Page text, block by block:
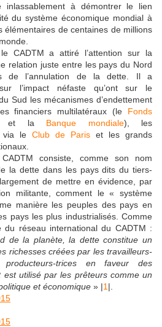
inlassablement à démontrer le lien
du système économique mondial à
élémentaires de centaines de millions
CADTM a attiré l’attention sur la
relation juste entre les pays du Nord
l’annulation de la dette. Il a
l’impact néfaste qu’ont sur le
Sud les mécanismes d’endettement
financiers multilatéraux (le Fonds
la Banque mondiale), les
via le Club de Paris et les grands
consiste, comme son nom
la dette dans les pays dits du tiers-
de mettre en évidence, par
militante, comment le « système
manière les peuples des pays en
pays les plus industrialisés. Comme
du réseau international du CADTM :
de la planète, la dette constitue un
richesses créées par les travailleurs-
trices en faveur des
est utilisé par les prêteurs comme un
et économique » |1 |.